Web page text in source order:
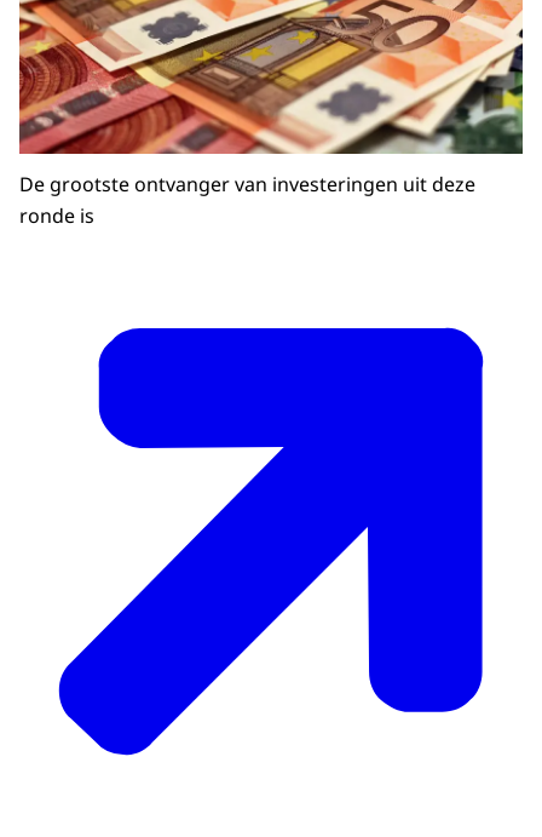
De grootste ontvanger van investeringen uit deze
ronde is